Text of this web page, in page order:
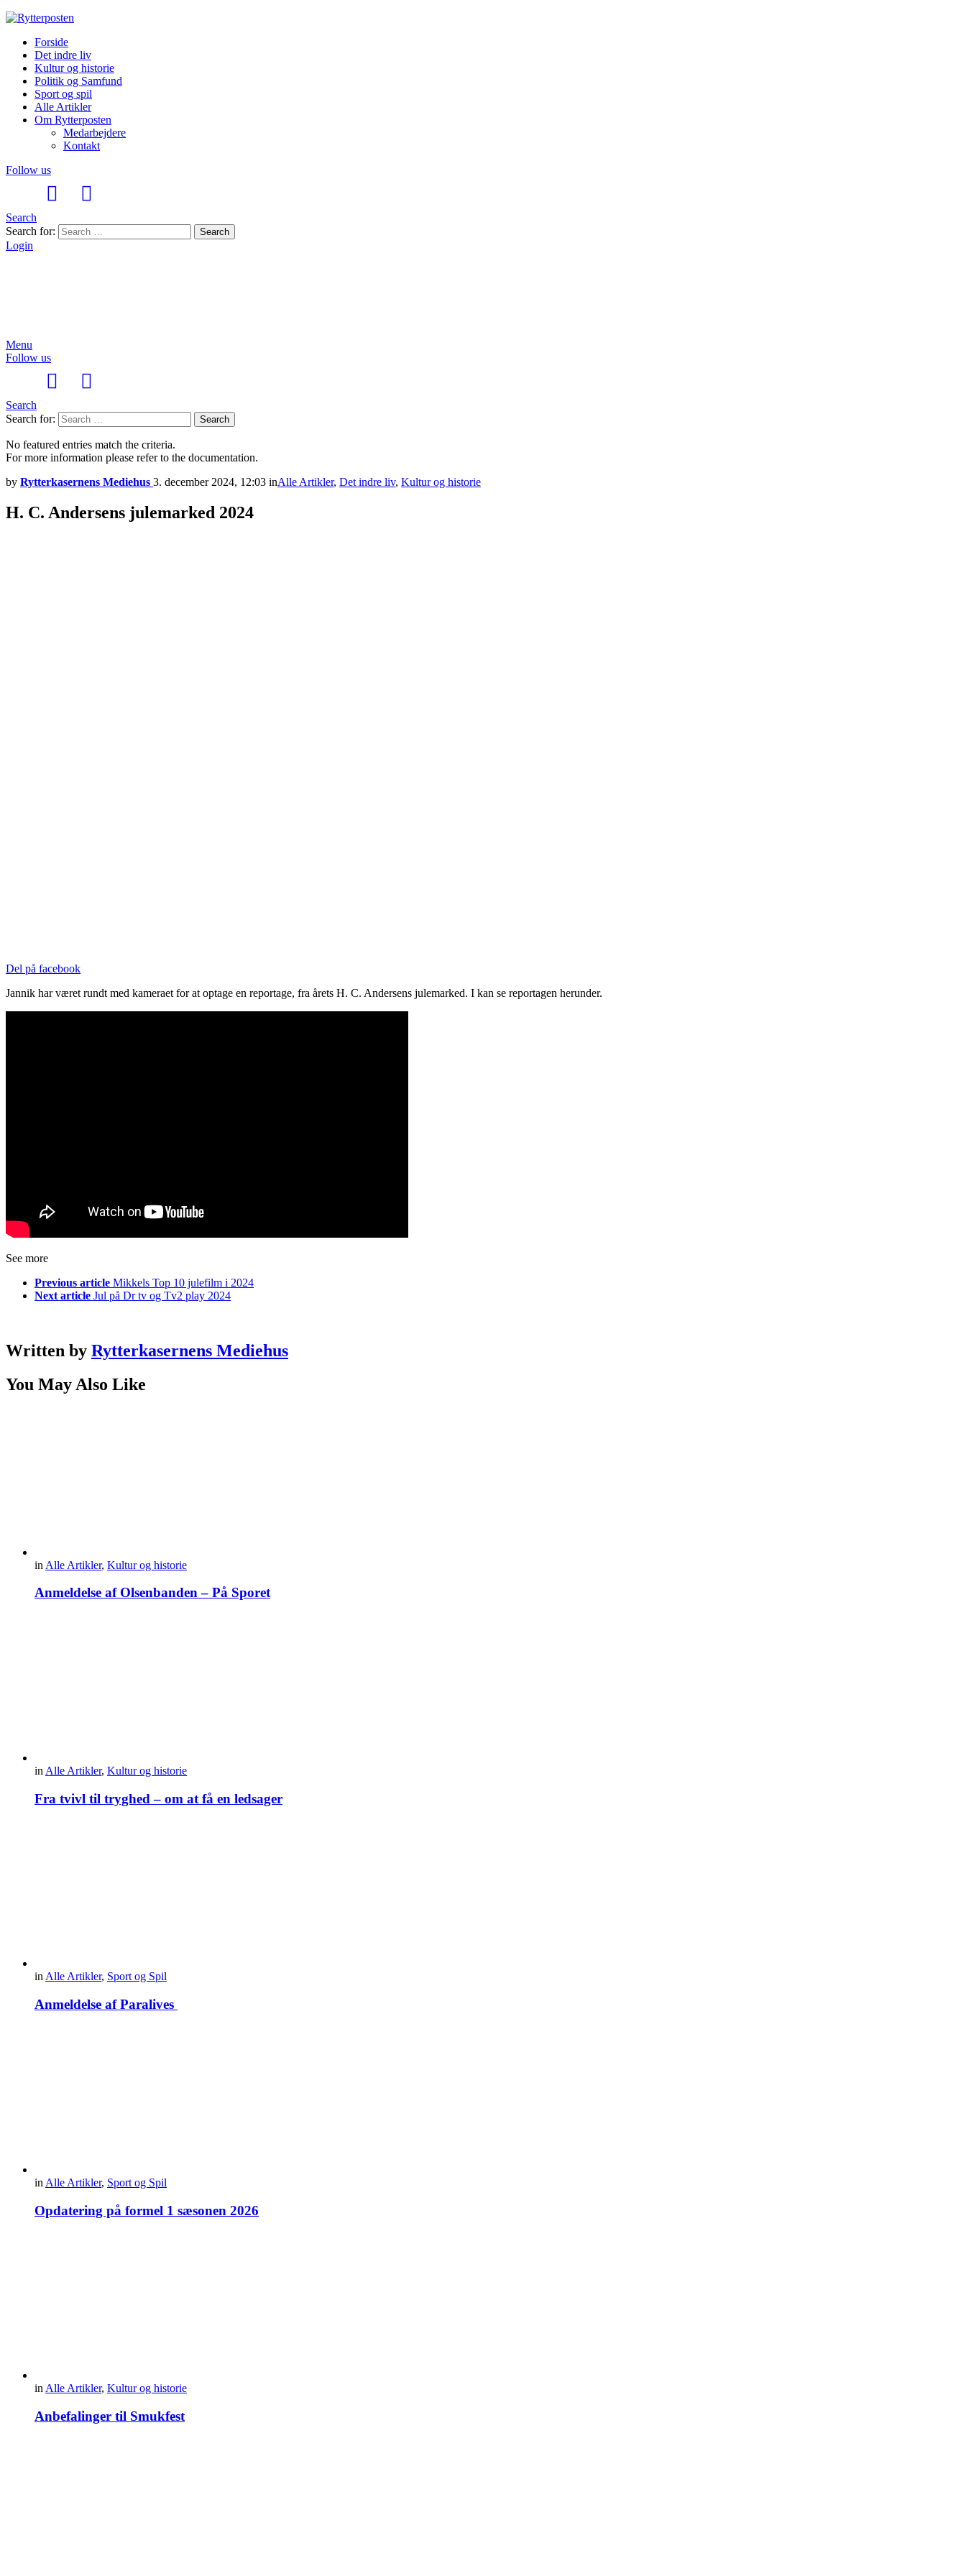
Forside
Det indre liv
Kultur og historie
Politik og Samfund
Sport og spil
Alle Artikler
Om Rytterposten
Medarbejdere
Kontakt
Follow us
Search
Search for:
Search
Login
Menu
Follow us
Search
Search for:
Search
No featured entries match the criteria.
For more information please refer to the documentation.
by Rytterkasernens Mediehus 3. december 2024, 12:03 inAlle Artikler, Det indre liv, Kultur og historie
H. C. Andersens julemarked 2024
Del på facebook
Jannik har været rundt med kameraet for at optage en reportage, fra årets H. C. Andersens julemarked. I kan se reportagen herunder.
See more
Previous article Mikkels Top 10 julefilm i 2024
Next article Jul på Dr tv og Tv2 play 2024
Written by Rytterkasernens Mediehus
You May Also Like
in Alle Artikler, Kultur og historie
Anmeldelse af Olsenbanden – På Sporet
in Alle Artikler, Kultur og historie
Fra tvivl til tryghed – om at få en ledsager
inAlle Artikler, Sport og Spil
Anmeldelse af Paralives
in Alle Artikler, Sport og Spil
Opdatering på formel 1 sæsonen 2026
in Alle Artikler, Kultur og historie
Anbefalinger til Smukfest